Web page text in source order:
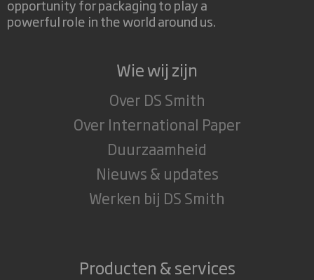
opportunity for packaging to play a
powerful role in the world around us.
Wie wij zijn
Over DS Smith
Over International Paper
Duurzaamheid
Nieuws & updates
Werken bij DS Smith
Producten & services